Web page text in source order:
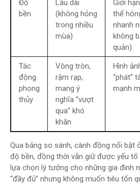
Độ
bền
Lâu dài
(không hỏng
trong nhiều
mùa)
Giới
thể
nhanh
không
quản)
Tác
động
phong
thủy
Vòng tròn,
rậm rạp,
mang ý
nghĩa “vượt
qua” khó
khăn
Hình
“phát”
mạnh
Qua bảng so sánh, cành đồng nổi bật
độ bền, đồng thời vẫn giữ được yếu
lựa chọn lý tưởng cho những gia đình
“đầy đủ” nhưng không muốn tiêu tốn